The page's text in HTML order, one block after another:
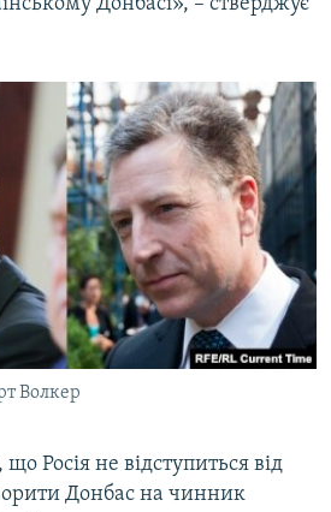
Донбасі», – стверджує
Волкер
Росія не відступиться від
Донбас на чинник